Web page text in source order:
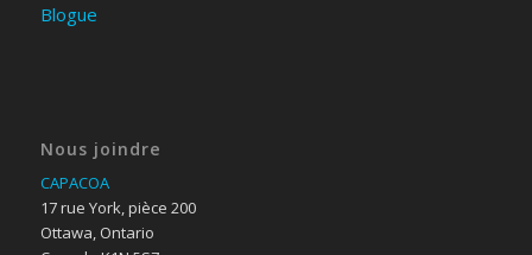
Blogue
Nous joindre
CAPACOA
17 rue York, pièce 200
Ottawa, Ontario